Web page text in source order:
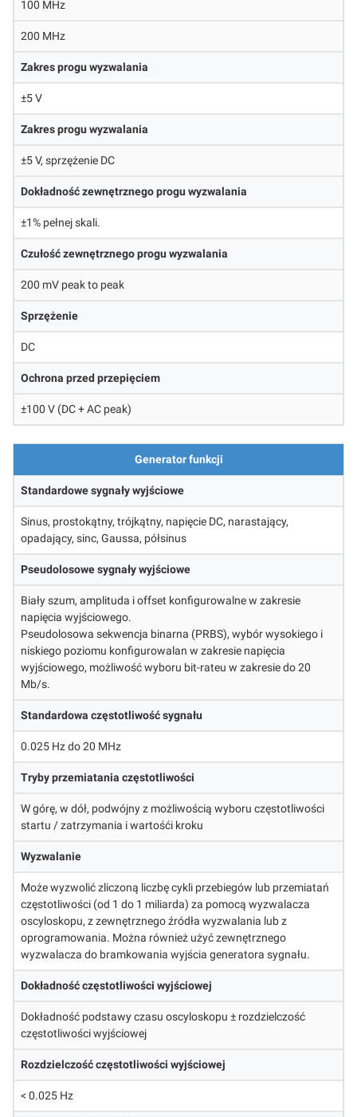
100 MHz
200 MHz
Zakres progu wyzwalania
±5 V
Zakres progu wyzwalania
±5 V, sprzężenie DC
Dokładność zewnętrznego progu wyzwalania
±1% pełnej skali.
Czułość zewnętrznego progu wyzwalania
200 mV peak to peak
Sprzężenie
DC
Ochrona przed przepięciem
±100 V (DC + AC peak)
Generator funkcji
Standardowe sygnały wyjściowe
Sinus, prostokątny, trójkątny, napięcie DC, narastający,
opadający, sinc, Gaussa, półsinus
Pseudolosowe sygnały wyjściowe
Biały szum, amplituda i offset konfigurowalne w zakresie
napięcia wyjściowego.
Pseudolosowa sekwencja binarna (PRBS), wybór wysokiego i
niskiego poziomu konfigurowalan w zakresie napięcia
wyjściowego, możliwość wyboru bit-rateu w zakresie do 20
Mb/s.
Standardowa częstotliwość sygnału
0.025 Hz do 20 MHz
Tryby przemiatania częstotliwości
W górę, w dół, podwójny z możliwością wyboru częstotliwości
startu / zatrzymania i wartośći kroku
Wyzwalanie
Może wyzwolić zliczoną liczbę cykli przebiegów lub przemiatań
częstotliwości (od 1 do 1 miliarda) za pomocą wyzwalacza
oscyloskopu, z zewnętrznego źródła wyzwalania lub z
oprogramowania. Można również użyć zewnętrznego
wyzwalacza do bramkowania wyjścia generatora sygnału.
Dokładność częstotliwości wyjściowej
Dokładność podstawy czasu oscyloskopu ± rozdzielczość
częstotliwości wyjściowej
Rozdzielczość częstotliwości wyjściowej
< 0.025 Hz